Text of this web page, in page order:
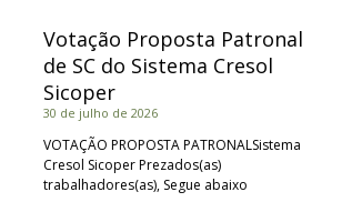
Votação Proposta Patronal
de SC do Sistema Cresol
Sicoper
30 de julho de 2026
VOTAÇÃO PROPOSTA PATRONALSistema
Cresol Sicoper Prezados(as)
trabalhadores(as), Segue abaixo